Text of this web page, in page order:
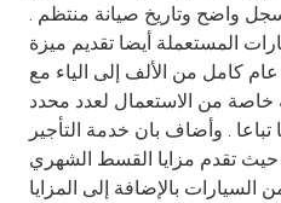
واضح وتاريخ صيانة منتظم .
المستعملة أيضا تقديم ميزة
عام كامل من الألف إلى الياء مع
من الاستعمال لعدد محدد
. وأضاف بان خدمة التأجير
تقدم مزايا القسط الشهري
السيارات بالإضافة إلى المزايا